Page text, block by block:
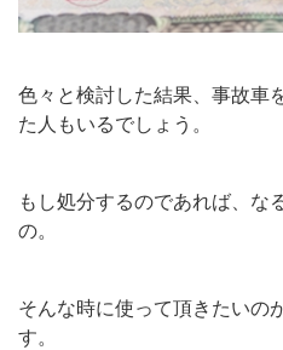
色々と検討した結果、事故車
た人もいるでしょう。
もし処分するのであれば、な
の。
そんな時に使って頂きたいの
す。